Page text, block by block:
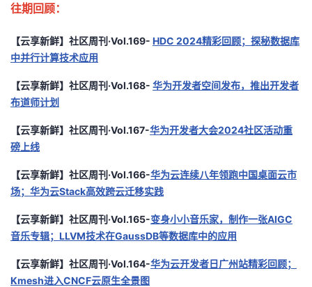
往期回顾：
【云享新鲜】社区周刊·Vol.169- HDC 2024精彩回顾；探秘数据库
中并行计算技术应用
【云享新鲜】社区周刊·Vol.168- 华为开发者空间发布，推出开发者
布道师计划
【云享新鲜】社区周刊·Vol.167-华为开发者大会2024社区活动重
磅上线
【云享新鲜】社区周刊·Vol.166-华为云连续八年领跑中国桌面云市
场；华为云Stack高效跨云迁移实践
【云享新鲜】社区周刊·Vol.165-变身小小音乐家，制作一张AIGC
音乐专辑；LLVM技术在GaussDB等数据库中的应用
【云享新鲜】社区周刊·Vol.164-华为云开发者日广州站精彩回顾；
Kmesh进入CNCF云原生全景图